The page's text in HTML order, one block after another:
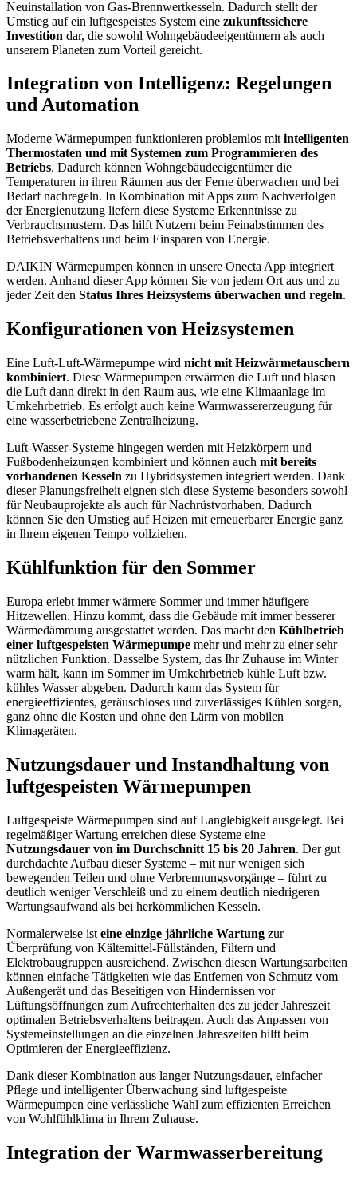
Neuinstallation von Gas-Brennwertkesseln. Dadurch stellt der
Umstieg auf ein luftgespeistes System eine zukunftssichere
Investition dar, die sowohl Wohngebäudeeigentümern als auch
unserem Planeten zum Vorteil gereicht.
Integration von Intelligenz: Regelungen
und Automation
Moderne Wärmepumpen funktionieren problemlos mit intelligenten
Thermostaten und mit Systemen zum Programmieren des
Betriebs. Dadurch können Wohngebäudeeigentümer die
Temperaturen in ihren Räumen aus der Ferne überwachen und bei
Bedarf nachregeln. In Kombination mit Apps zum Nachverfolgen
der Energienutzung liefern diese Systeme Erkenntnisse zu
Verbrauchsmustern. Das hilft Nutzern beim Feinabstimmen des
Betriebsverhaltens und beim Einsparen von Energie.
DAIKIN Wärmepumpen können in unsere Onecta App integriert
werden. Anhand dieser App können Sie von jedem Ort aus und zu
jeder Zeit den Status Ihres Heizsystems überwachen und regeln.
Konfigurationen von Heizsystemen
Eine Luft-Luft-Wärmepumpe wird nicht mit Heizwärmetauschern
kombiniert. Diese Wärmepumpen erwärmen die Luft und blasen
die Luft dann direkt in den Raum aus, wie eine Klimaanlage im
Umkehrbetrieb. Es erfolgt auch keine Warmwassererzeugung für
eine wasserbetriebene Zentralheizung.
Luft-Wasser-Systeme hingegen werden mit Heizkörpern und
Fußbodenheizungen kombiniert und können auch mit bereits
vorhandenen Kesseln zu Hybridsystemen integriert werden. Dank
dieser Planungsfreiheit eignen sich diese Systeme besonders sowohl
für Neubauprojekte als auch für Nachrüstvorhaben. Dadurch
können Sie den Umstieg auf Heizen mit erneuerbarer Energie ganz
in Ihrem eigenen Tempo vollziehen.
Kühlfunktion für den Sommer
Europa erlebt immer wärmere Sommer und immer häufigere
Hitzewellen. Hinzu kommt, dass die Gebäude mit immer besserer
Wärmedämmung ausgestattet werden. Das macht den Kühlbetrieb
einer luftgespeisten Wärmepumpe mehr und mehr zu einer sehr
nützlichen Funktion. Dasselbe System, das Ihr Zuhause im Winter
warm hält, kann im Sommer im Umkehrbetrieb kühle Luft bzw.
kühles Wasser abgeben. Dadurch kann das System für
energieeffizientes, geräuschloses und zuverlässiges Kühlen sorgen,
ganz ohne die Kosten und ohne den Lärm von mobilen
Klimageräten.
Nutzungsdauer und Instandhaltung von
luftgespeisten Wärmepumpen
Luftgespeiste Wärmepumpen sind auf Langlebigkeit ausgelegt. Bei
regelmäßiger Wartung erreichen diese Systeme eine
Nutzungsdauer von im Durchschnitt 15 bis 20 Jahren. Der gut
durchdachte Aufbau dieser Systeme – mit nur wenigen sich
bewegenden Teilen und ohne Verbrennungsvorgänge – führt zu
deutlich weniger Verschleiß und zu einem deutlich niedrigeren
Wartungsaufwand als bei herkömmlichen Kesseln.
Normalerweise ist eine einzige jährliche Wartung zur
Überprüfung von Kältemittel-Füllständen, Filtern und
Elektrobaugruppen ausreichend. Zwischen diesen Wartungsarbeiten
können einfache Tätigkeiten wie das Entfernen von Schmutz vom
Außengerät und das Beseitigen von Hindernissen vor
Lüftungsöffnungen zum Aufrechterhalten des zu jeder Jahreszeit
optimalen Betriebsverhaltens beitragen. Auch das Anpassen von
Systemeinstellungen an die einzelnen Jahreszeiten hilft beim
Optimieren der Energieeffizienz.
Dank dieser Kombination aus langer Nutzungsdauer, einfacher
Pflege und intelligenter Überwachung sind luftgespeiste
Wärmepumpen eine verlässliche Wahl zum effizienten Erreichen
von Wohlfühlklima in Ihrem Zuhause.
Integration der Warmwasserbereitung